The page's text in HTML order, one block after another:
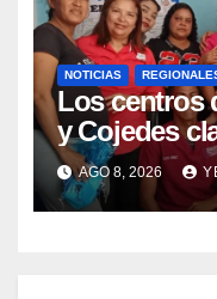
NOTICIAS
Los centros
y Cojedes
Semana
Materna
AGO 8, 2026